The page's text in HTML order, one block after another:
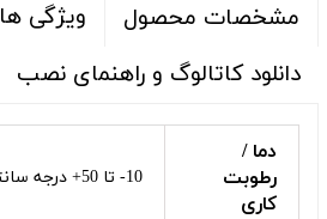
مشخصات محصول
ویژگی ها
دانلود کاتالوگ و راهنمای نصب
دما /
رطوبت
کاری
10- تا 50+ درجه سانتیگراد